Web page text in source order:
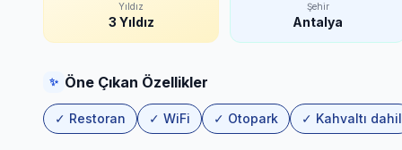
Yıldız
3 Yıldız
Şehir
Antalya
✨ Öne Çıkan Özellikler
✓ Restoran ✓ WiFi ✓ Otopark ✓ Kahvaltı dahil